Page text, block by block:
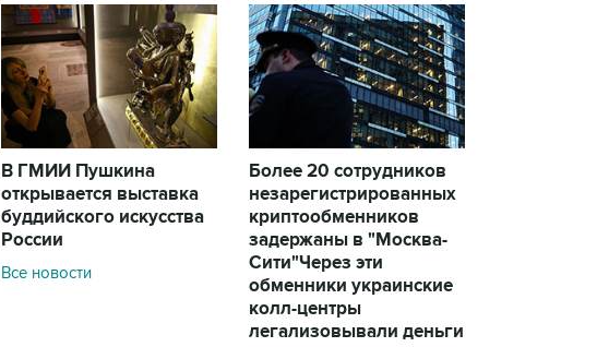
В ГМИИ Пушкина
открывается выставка
буддийского искусства
России
Все новости
Более 20 сотрудников
незарегистрированных
криптообменников
задержаны в "Москва-
Сити"Через эти
обменники украинские
колл-центры
легализовывали деньги